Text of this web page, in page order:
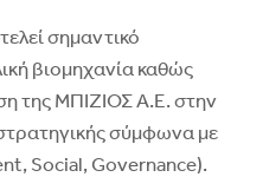
σημαντικό
βιομηχανία καθώς
της ΜΠΙΖΙΟΣ Α.Ε. στην
σύμφωνα με
Social, Governance).